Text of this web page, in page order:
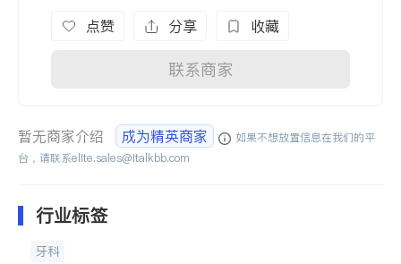
点赞 分享 收藏
联系商家
暂无商家介绍 成为精英商家
如果不想放置信息在我们的平
台，请联系elite.sales@italkbb.com
行业标签
牙科